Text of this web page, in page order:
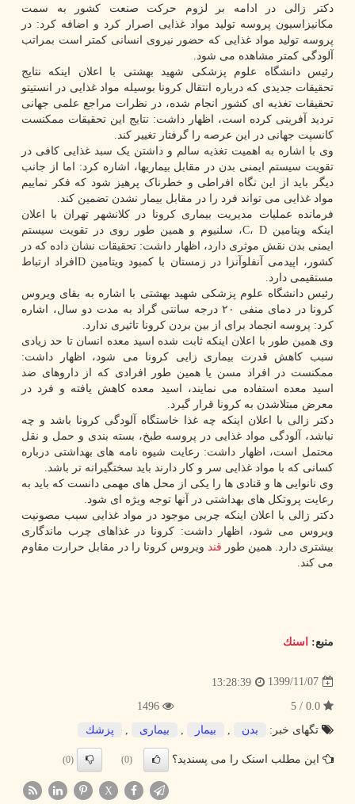
دکتر زالی در ادامه بر لزوم حرکت صنعت کشور به سمت
مکانیزاسیون پروسه تولید مواد غذایی اصرار کرد و اضافه کرد: در
پروسه تولید مواد غذایی که حضور نیروی انسانی کمتر است بمراتب
آلودگی کمتر مشاهده می شود.
رئیس دانشگاه علوم پزشکی شهید بهشتی با اعلان اینکه نتایج
تحقیقات جدیدی که درباره انتقال کرونا بوسیله مواد غذایی در انستیتو
تحقیقات تغذیه ای کشور انجام شده، در نظرات مراجع علمی جهانی
تردید آفرینی کرده است، اظهار داشت: نتایج این تحقیقات ممکنست
کانسپت جهانی در این عرصه را گرفتار تغییر کند.
وی با اشاره به اهمیت تغذیه سالم و داشتن یک سبد غذایی کافی در
تقویت سیستم ایمنی بدن در مقابل بیماریها، اشاره کرد: اما از جانب
دیگر باید از این نگاه افراطی و خطرناک پرهیز شود که فکر نماییم
مواد غذایی می تواند فرد را در مقابل بیمار نشدن تضمین کند.
فرمانده عملیات مدیریت بیماری کرونا در کلانشهر تهران با اعلان
اینکه ویتامین C، D، سلنیوم و همین طور روی در تقویت سیستم
ایمنی بدن نقش موثری دارد، اظهار داشت: تحقیقات نشان داده که در
کشور، اپیدمی آنفلوآنزا در زمستان با کمبود ویتامین Dافراد ارتباط
مستقیمی دارد.
رئیس دانشگاه علوم پزشکی شهید بهشتی با اشاره به بقای ویروس
کرونا در دمای منفی ۲۰ درجه سانتی گراد به مدت دو سال، اشاره
کرد: پروسه انجماد برای از بین بردن کرونا تاثیری ندارد.
وی همین طور با اعلان اینکه ثابت شده اسید معده انسان تا حد زیادی
سبب کاهش قدرت بیماری زایی کرونا می شود، اظهار داشت:
ممکنست در افراد مسن یا همین طور افرادی که از داروهای ضد
اسید معده استفاده می نمایند، اسید معده کاهش یافته و فرد در
معرض مبتلاشدن به کرونا قرار گیرد.
دکتر زالی با اعلان اینکه چه غذا خاستگاه آلودگی کرونا باشد و چه
نباشد، آلودگی مواد غذایی در پروسه طبخ، بسته بندی و حمل و نقل
محتمل است، اظهار داشت: رعایت شیوه نامه های بهداشتی درباره
کسانی که با مواد غذایی سر و کار دارند باید سختگیرانه تر باشد.
وی نانوایی ها و قنادی ها را یکی از محل های مهمی دانست که باید به
رعایت پروتکل های بهداشتی در آنها توجه ویژه ای شود.
دکتر زالی با اعلان اینکه چربی موجود در مواد غذایی سبب مصونیت
ویروس می شود، اظهار داشت: کرونا در غذاهای چرب ماندگاری
بیشتری دارد. همین طور قند ویروس کرونا را در مقابل حرارت مقاوم
می کند.
منبع: اسنك
1399/11/07
13:28:39
تگهای خبر:
بدن , بیمار , بیماری , پزشك
این مطلب اسنک را می پسندید؟ (0)
(0)
X